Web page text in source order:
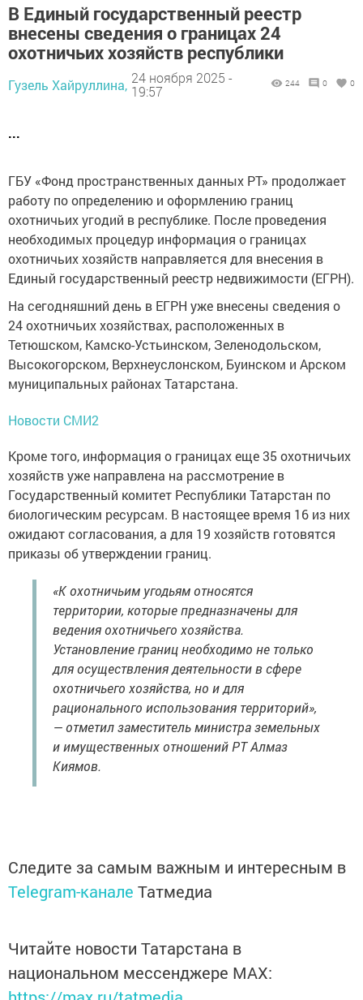
В Единый государственный реестр
внесены сведения о границах 24
охотничьих хозяйств республики
Гузель Хайруллина, 24 ноября 2025 -
19:57
244 0 0
...
ГБУ «Фонд пространственных данных РТ» продолжает
работу по определению и оформлению границ
охотничьих угодий в республике. После проведения
необходимых процедур информация о границах
охотничьих хозяйств направляется для внесения в
Единый государственный реестр недвижимости (ЕГРН).
На сегодняшний день в ЕГРН уже внесены сведения о
24 охотничьих хозяйствах, расположенных в
Тетюшском, Камско-Устьинском, Зеленодольском,
Высокогорском, Верхнеуслонском, Буинском и Арском
муниципальных районах Татарстана.
Новости СМИ2
Кроме того, информация о границах еще 35 охотничьих
хозяйств уже направлена на рассмотрение в
Государственный комитет Республики Татарстан по
биологическим ресурсам. В настоящее время 16 из них
ожидают согласования, а для 19 хозяйств готовятся
приказы об утверждении границ.
«К охотничьим угодьям относятся
территории, которые предназначены для
ведения охотничьего хозяйства.
Установление границ необходимо не только
для осуществления деятельности в сфере
охотничьего хозяйства, но и для
рационального использования территорий»,
— отметил заместитель министра земельных
и имущественных отношений РТ Алмаз
Киямов.
Следите за самым важным и интересным в
Telegram-канале Татмедиа
Читайте новости Татарстана в
национальном мессенджере MАХ: